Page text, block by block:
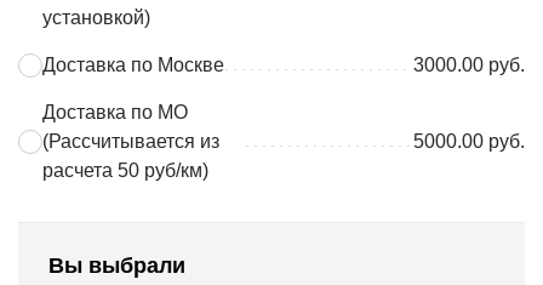
установкой)
Доставка по Москве 3000.00 руб.
Доставка по МО
(Рассчитывается из
расчета 50 руб/км)
5000.00 руб.
Вы выбрали